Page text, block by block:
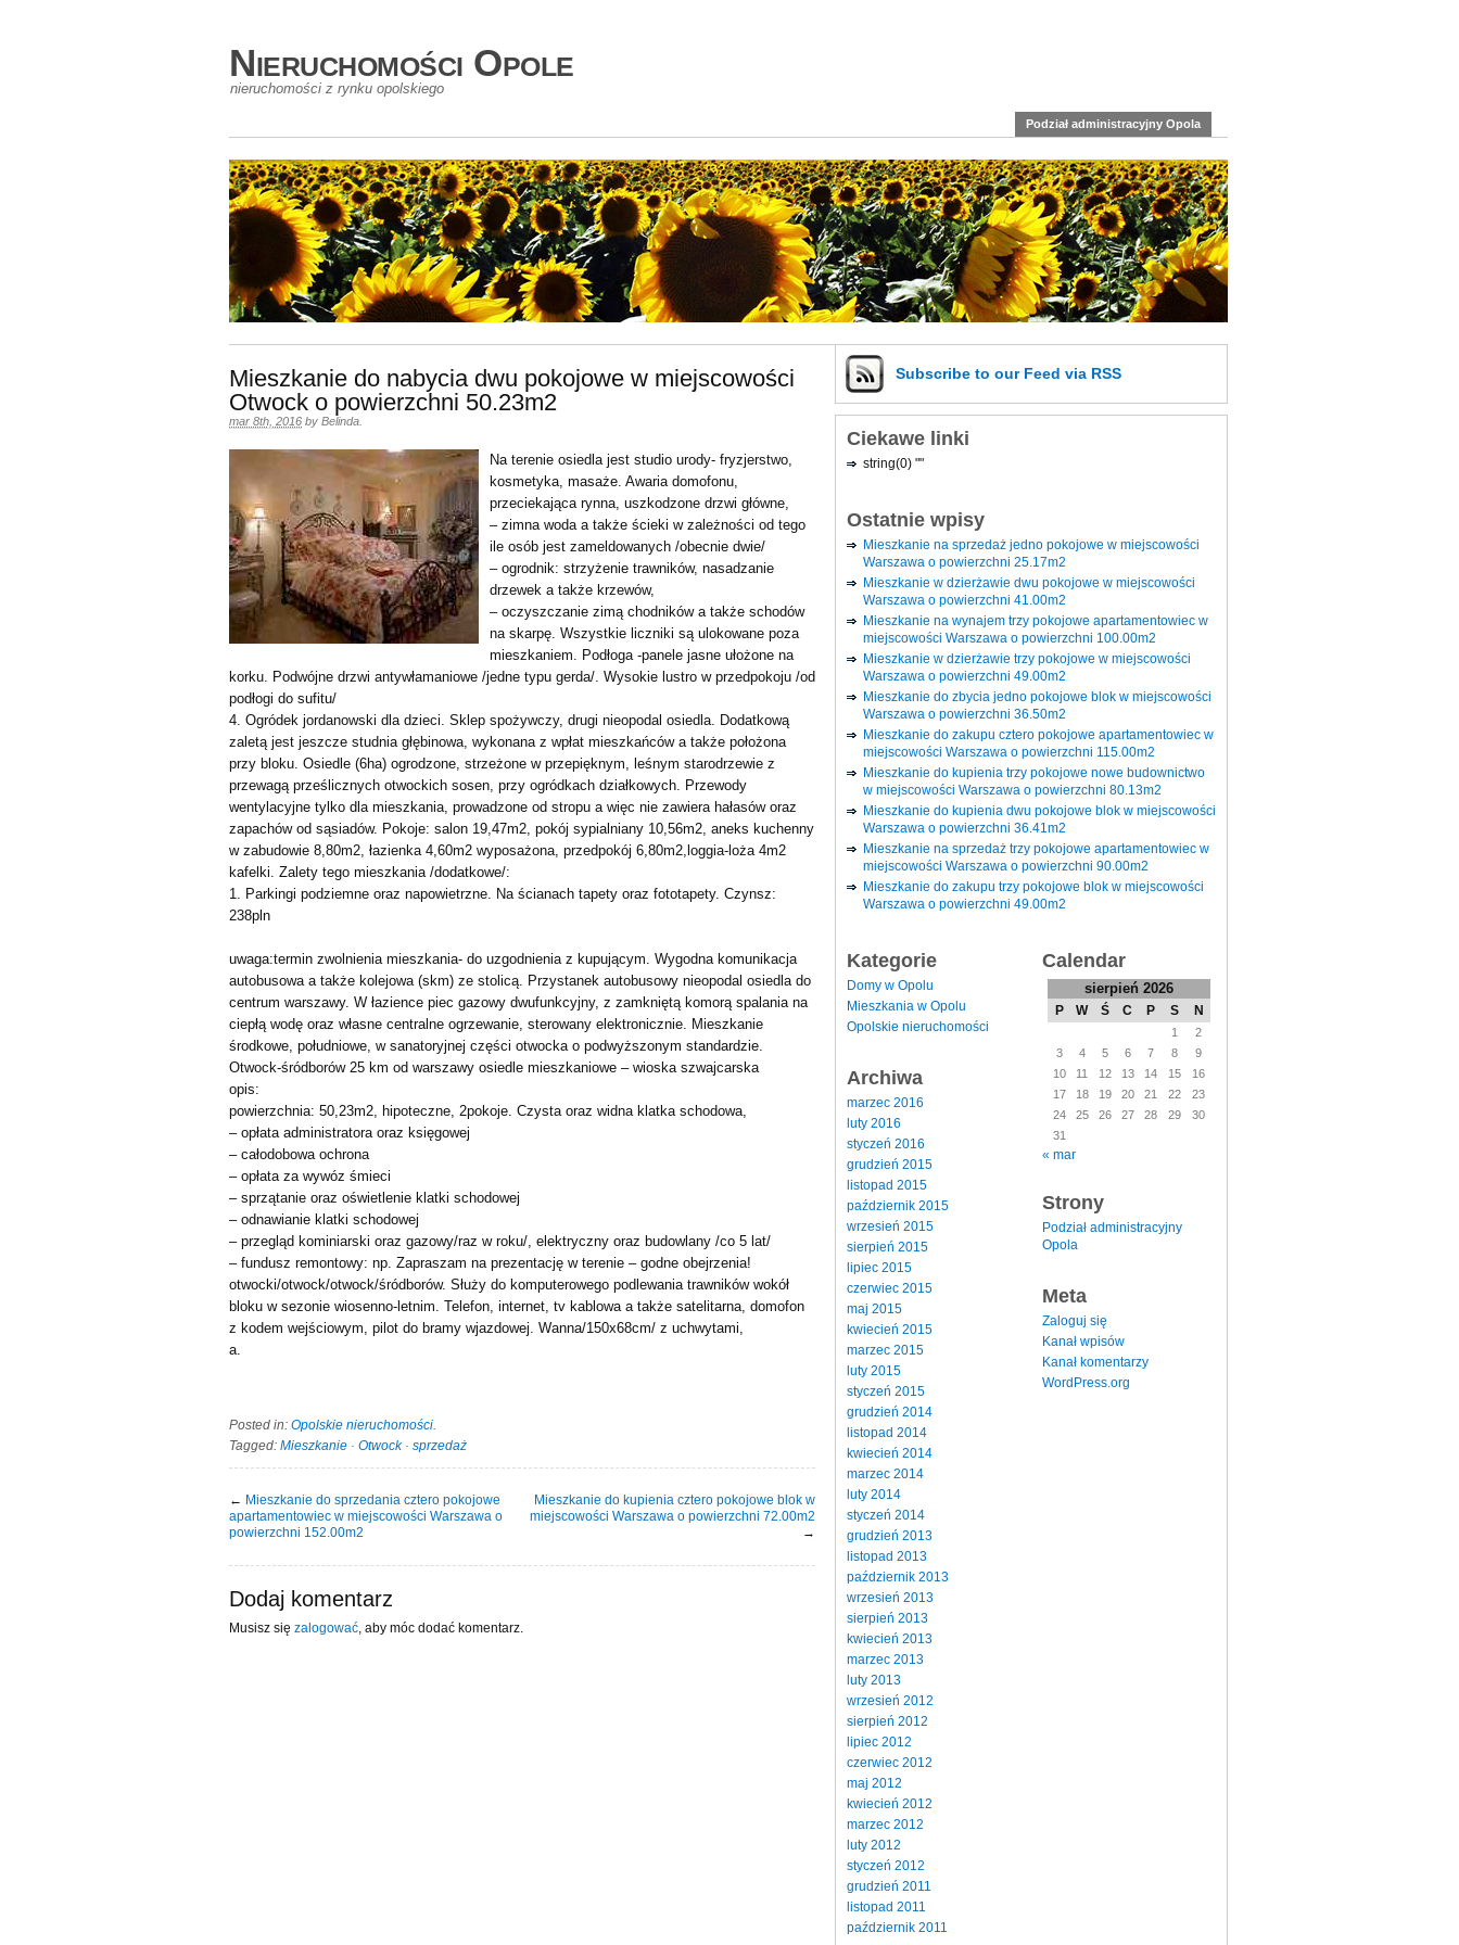
Nieruchomości Opole
nieruchomości z rynku opolskiego
Podział administracyjny Opola
Mieszkanie do nabycia dwu pokojowe w miejscowości
Otwock o powierzchni 50.23m2
mar 8th, 2016 by Belinda
Na terenie osiedla jest studio urody- fryzjerstwo,
kosmetyka, masaże. Awaria domofonu,
przeciekająca rynna, uszkodzone drzwi główne,
– zimna woda a także ścieki w zależności od tego
ile osób jest zameldowanych /obecnie dwie/
– ogrodnik: strzyżenie trawników, nasadzanie
drzewek a także krzewów,
– oczyszczanie zimą chodników a także schodów
na skarpę. Wszystkie liczniki są ulokowane poza
mieszkaniem. Podłoga -panele jasne ułożone na
korku. Podwójne drzwi antywłamaniowe /jedne typu gerda/. Wysokie lustro w przedpokoju /od
podłogi do sufitu/
4. Ogródek jordanowski dla dzieci. Sklep spożywczy, drugi nieopodal osiedla. Dodatkową
zaletą jest jeszcze studnia głębinowa, wykonana z wpłat mieszkańców a także położona
przy bloku. Osiedle (6ha) ogrodzone, strzeżone w przepięknym, leśnym starodrzewie z
przewagą prześlicznych otwockich sosen, przy ogródkach działkowych. Przewody
wentylacyjne tylko dla mieszkania, prowadzone od stropu a więc nie zawiera hałasów oraz
zapachów od sąsiadów. Pokoje: salon 19,47m2, pokój sypialniany 10,56m2, aneks kuchenny
w zabudowie 8,80m2, łazienka 4,60m2 wyposażona, przedpokój 6,80m2,loggia-loża 4m2
kafelki. Zalety tego mieszkania /dodatkowe/:
1. Parkingi podziemne oraz napowietrzne. Na ścianach tapety oraz fototapety. Czynsz:
238pln
uwaga:termin zwolnienia mieszkania- do uzgodnienia z kupującym. Wygodna komunikacja
autobusowa a także kolejowa (skm) ze stolicą. Przystanek autobusowy nieopodal osiedla do
centrum warszawy. W łazience piec gazowy dwufunkcyjny, z zamkniętą komorą spalania na
ciepłą wodę oraz własne centralne ogrzewanie, sterowany elektronicznie. Mieszkanie
środkowe, południowe, w sanatoryjnej części otwocka o podwyższonym standardzie.
Otwock-śródborów 25 km od warszawy osiedle mieszkaniowe – wioska szwajcarska
opis:
powierzchnia: 50,23m2, hipoteczne, 2pokoje. Czysta oraz widna klatka schodowa,
– opłata administratora oraz księgowej
– całodobowa ochrona
– opłata za wywóz śmieci
– sprzątanie oraz oświetlenie klatki schodowej
– odnawianie klatki schodowej
– przegląd kominiarski oraz gazowy/raz w roku/, elektryczny oraz budowlany /co 5 lat/
– fundusz remontowy: np. Zapraszam na prezentację w terenie – godne obejrzenia!
otwocki/otwock/otwock/śródborów. Służy do komputerowego podlewania trawników wokół
bloku w sezonie wiosenno-letnim. Telefon, internet, tv kablowa a także satelitarna, domofon
z kodem wejściowym, pilot do bramy wjazdowej. Wanna/150x68cm/ z uchwytami,
a.
Posted in: Opolskie nieruchomości.
Tagged: Mieszkanie · Otwock· sprzedaż
← Mieszkanie do sprzedania cztero pokojowe
apartamentowiec w miejscowości Warszawa o
powierzchni 152.00m2
Mieszkanie do kupienia cztero pokojowe blok w
miejscowości Warszawa o powierzchni 72.00m2
→
Dodaj komentarz
Musisz się zalogować , aby móc dodać komentarz.
Subscribe to our Feed via RSS
Ciekawe linki
string(0) ""
Ostatnie wpisy
Mieszkanie na sprzedaż jedno pokojowe w miejscowości
Warszawa o powierzchni 25.17m2
Mieszkanie w dzierżawie dwu pokojowe w miejscowości
Warszawa o powierzchni 41.00m2
Mieszkanie na wynajem trzy pokojowe apartamentowiec w
miejscowości Warszawa o powierzchni 100.00m2
Mieszkanie w dzierżawie trzy pokojowe w miejscowości
Warszawa o powierzchni 49.00m2
Mieszkanie do zbycia jedno pokojowe blok w miejscowości
Warszawa o powierzchni 36.50m2
Mieszkanie do zakupu cztero pokojowe apartamentowiec w
miejscowości Warszawa o powierzchni 115.00m2
Mieszkanie do kupienia trzy pokojowe nowe budownictwo
w miejscowości Warszawa o powierzchni 80.13m2
Mieszkanie do kupienia dwu pokojowe blok w miejscowości
Warszawa o powierzchni 36.41m2
Mieszkanie na sprzedaż trzy pokojowe apartamentowiec w
miejscowości Warszawa o powierzchni 90.00m2
Mieszkanie do zakupu trzy pokojowe blok w miejscowości
Warszawa o powierzchni 49.00m2
Kategorie
Domy w Opolu
Mieszkania w Opolu
Opolskie nieruchomości
Archiwa
marzec 2016
luty 2016
styczeń 2016
grudzień 2015
listopad 2015
październik 2015
wrzesień 2015
sierpień 2015
lipiec 2015
czerwiec 2015
maj 2015
kwiecień 2015
marzec 2015
luty 2015
styczeń 2015
grudzień 2014
listopad 2014
kwiecień 2014
marzec 2014
luty 2014
styczeń 2014
grudzień 2013
listopad 2013
październik 2013
wrzesień 2013
sierpień 2013
kwiecień 2013
marzec 2013
luty 2013
wrzesień 2012
sierpień 2012
lipiec 2012
czerwiec 2012
maj 2012
kwiecień 2012
marzec 2012
luty 2012
styczeń 2012
grudzień 2011
listopad 2011
październik 2011
Calendar
sierpień 2026
P W Ś C P S N
1
2
3
4 5 6 7 8
9
10
11 12 13 14 15
16
17
18 19 20 21 22
23
24
25 26 27 28 29
30
31
« mar
Strony
Podział administracyjny
Opola
Meta
Zaloguj się
Kanał wpisów
Kanał komentarzy
WordPress.org